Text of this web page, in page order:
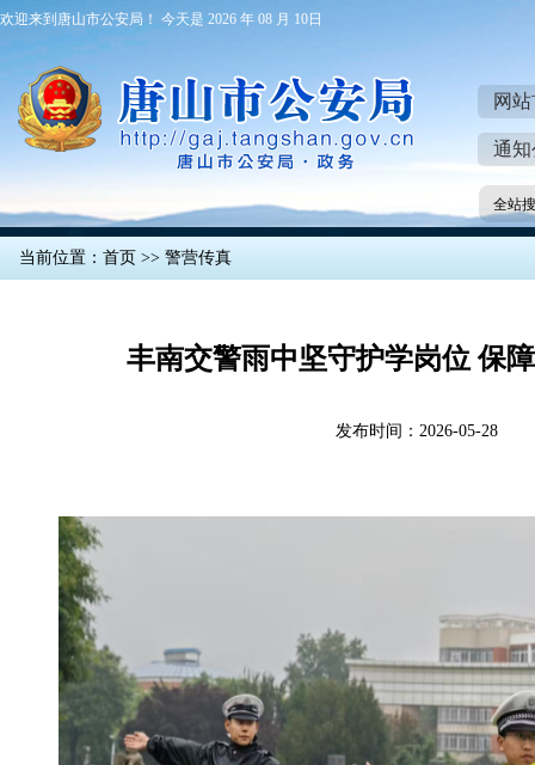
欢迎来到唐山市公安局！ 今天是 2026 年 08 月 10日
网
通
全站
当前位置： 首页 >> 警营传真
丰南交警雨中坚守护学岗位 保
发布时间：2026-05-28